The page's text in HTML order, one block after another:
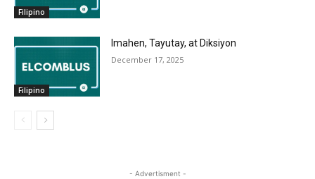
Filipino
Filipino
Imahen, Tayutay, at Diksiyon
December 17, 2025
- Advertisment -